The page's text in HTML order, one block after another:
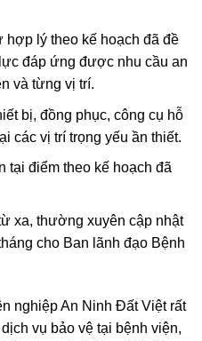
lý theo kế hoạch đã đề
đáp ứng được nhu cầu an
và từng vị trí.
bị, đồng phục, công cụ hỗ
các vị trí trọng yếu ần thiết.
tại điểm theo kế hoạch đã
xa, thường xuyên cập nhật
cho Ban lãnh đạo Bệnh
nghiệp An Ninh Đất Việt rất
vụ bảo vệ tại bệnh viện,